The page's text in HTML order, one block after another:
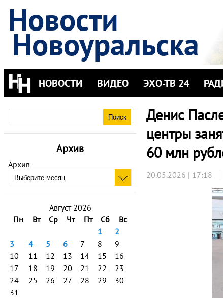
Новости
Новоуральска
НОВОСТИ ВИДЕО ЭХО-ТВ 24
Архив
Архив
Август 2026
Пн
Вт Ср Чт Пт Сб
Вс
1
2
3
4 5 6 7 8
9
10
11 12 13 14 15
16
17
18 19 20 21 22
23
24
25 26 27 28 29
30
31
Денис
центры
60 млн
20.05.2026 | 17:18